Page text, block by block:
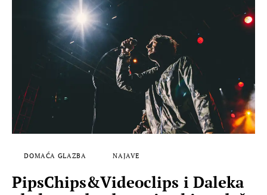
DOMAĆA GLAZBA NAJAVE
PipsChips&Videoclips i Daleka